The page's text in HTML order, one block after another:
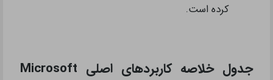
کرده است.
جدول خلاصه کاربردهای اصلی Microsoft